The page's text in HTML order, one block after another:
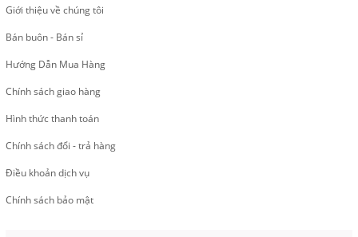
Giới thiệu về chúng tôi
Bán buôn - Bán sỉ
Hướng Dẫn Mua Hàng
Chính sách giao hàng
Hình thức thanh toán
Chính sách đổi - trả hàng
Điều khoản dịch vụ
Chính sách bảo mật